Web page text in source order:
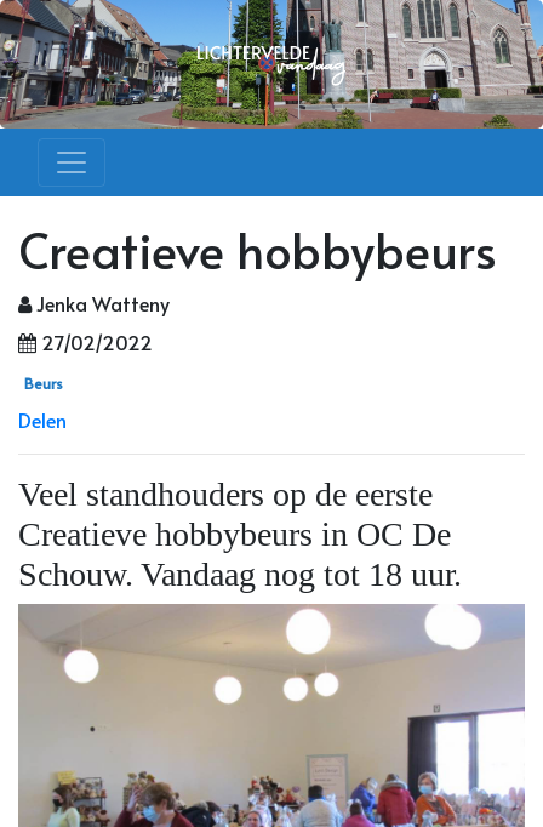
Creatieve hobbybeurs
Jenka Watteny
27/02/2022
Beurs
Delen
Veel standhouders op de eerste
Creatieve hobbybeurs in OC De
Schouw. Vandaag nog tot 18 uur.